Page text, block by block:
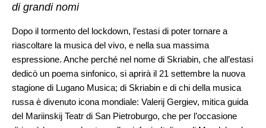
di grandi nomi
Dopo il tormento del lockdown, l’estasi di poter tornare a
riascoltare la musica del vivo, e nella sua massima
espressione. Anche perché nel nome di Skriabin, che all’estasi
dedicò un poema sinfonico, si aprirà il 21 settembre la nuova
stagione di Lugano Musica; di Skriabin e di chi della musica
russa è divenuto icona mondiale: Valerij Gergiev, mitica guida
del Mariinskij Teatr di San Pietroburgo, che per l’occasione